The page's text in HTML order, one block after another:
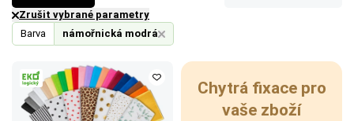
Barva námořnická modrá
Zrušit vybrané parametry
Chytrá fixace pro
vaše zboží